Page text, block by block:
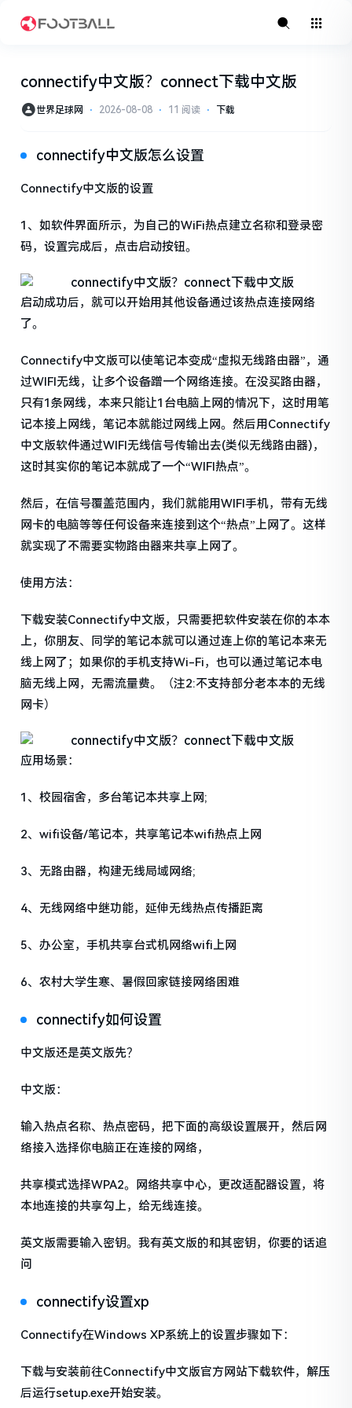
connectify中文版？connect下载中文版
世界足球网 ⋅ 2026-08-08 ⋅ 11 阅读 ⋅ 下载
connectify中文版怎么设置
Connectify中文版的设置
1、如软件界面所示，为自己的WiFi热点建立名称和登录密
码，设置完成后，点击启动按钮。
启动成功后，就可以开始用其他设备通过该热点连接网络
了。
Connectify中文版可以使笔记本变成“虚拟无线路由器”，通
过WIFI无线，让多个设备蹭一个网络连接。在没买路由器，
只有1条网线，本来只能让1台电脑上网的情况下，这时用笔
记本接上网线，笔记本就能过网线上网。然后用Connectify
中文版软件通过WIFI无线信号传输出去(类似无线路由器)，
这时其实你的笔记本就成了一个“WIFI热点”。
然后，在信号覆盖范围内，我们就能用WIFI手机，带有无线
网卡的电脑等等任何设备来连接到这个“热点”上网了。这样
就实现了不需要实物路由器来共享上网了。
使用方法：
下载安装Connectify中文版，只需要把软件安装在你的本本
上，你朋友、同学的笔记本就可以通过连上你的笔记本来无
线上网了；如果你的手机支持Wi-Fi，也可以通过笔记本电
脑无线上网，无需流量费。（注2:不支持部分老本本的无线
网卡）
应用场景：
1、校园宿舍，多台笔记本共享上网;
2、wifi设备/笔记本，共享笔记本wifi热点上网
3、无路由器，构建无线局域网络;
4、无线网络中继功能，延伸无线热点传播距离
5、办公室，手机共享台式机网络wifi上网
6、农村大学生寒、暑假回家链接网络困难
connectify如何设置
中文版还是英文版先？
中文版：
输入热点名称、热点密码，把下面的高级设置展开，然后网
络接入选择你电脑正在连接的网络，
共享模式选择WPA2。网络共享中心，更改适配器设置，将
本地连接的共享勾上，给无线连接。
英文版需要输入密钥。我有英文版的和其密钥，你要的话追
问
connectify设置xp
Connectify在Windows XP系统上的设置步骤如下：
下载与安装前往Connectify中文版官方网站下载软件，解压
后运行setup.exe开始安装。